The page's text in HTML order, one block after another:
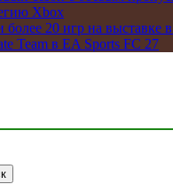
Xbox
более 20 игр на выставке
Team в EA Sports FC 27